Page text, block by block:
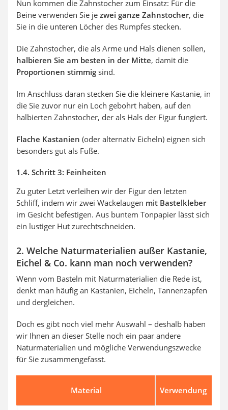
Nun kommen die Zahnstocher zum Einsatz: Für die
Beine verwenden Sie je zwei ganze Zahnstocher, die
Sie in die unteren Löcher des Rumpfes stecken.
Die Zahnstocher, die als Arme und Hals dienen sollen,
halbieren Sie am besten in der Mitte, damit die
Proportionen stimmig sind.
Im Anschluss daran stecken Sie die kleinere Kastanie, in
die Sie zuvor nur ein Loch gebohrt haben, auf den
halbierten Zahnstocher, der als Hals der Figur fungiert.
Flache Kastanien (oder alternativ Eicheln) eignen sich
besonders gut als Füße.
1.4. Schritt 3: Feinheiten
Zu guter Letzt verleihen wir der Figur den letzten
Schliff, indem wir zwei Wackelaugen mit Bastelkleber
im Gesicht befestigen. Aus buntem Tonpapier lässt sich
ein lustiger Hut zurechtschneiden.
2. Welche Naturmaterialien außer Kastanie,
Eichel & Co. kann man noch verwenden?
Wenn vom Basteln mit Naturmaterialien die Rede ist,
denkt man häufig an Kastanien, Eicheln, Tannenzapfen
und dergleichen.
Doch es gibt noch viel mehr Auswahl – deshalb haben
wir Ihnen an dieser Stelle noch ein paar andere
Naturmaterialien und mögliche Verwendungszwecke
für Sie zusammengefasst.
Material Verwendung